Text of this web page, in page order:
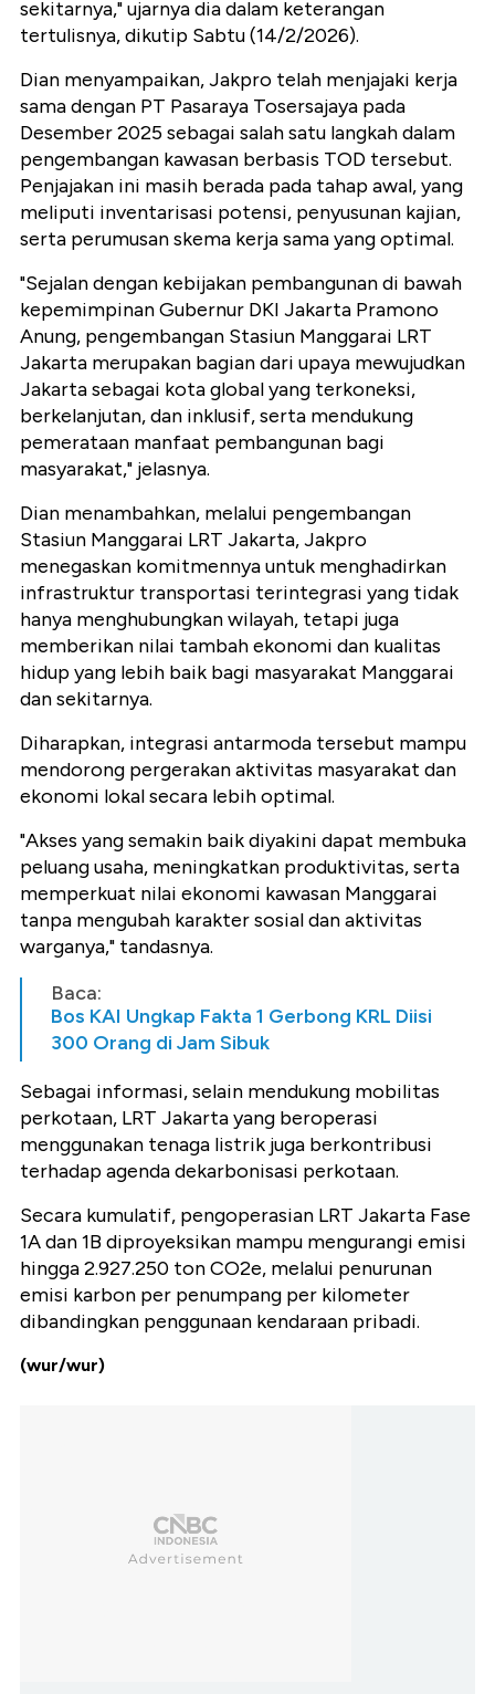
sekitarnya," ujarnya dia dalam keterangan
tertulisnya, dikutip Sabtu (14/2/2026).
Dian menyampaikan, Jakpro telah menjajaki kerja
sama dengan PT Pasaraya Tosersajaya pada
Desember 2025 sebagai salah satu langkah dalam
pengembangan kawasan berbasis TOD tersebut.
Penjajakan ini masih berada pada tahap awal, yang
meliputi inventarisasi potensi, penyusunan kajian,
serta perumusan skema kerja sama yang optimal.
"Sejalan dengan kebijakan pembangunan di bawah
kepemimpinan Gubernur DKI Jakarta Pramono
Anung, pengembangan Stasiun Manggarai LRT
Jakarta merupakan bagian dari upaya mewujudkan
Jakarta sebagai kota global yang terkoneksi,
berkelanjutan, dan inklusif, serta mendukung
pemerataan manfaat pembangunan bagi
masyarakat," jelasnya.
Dian menambahkan, melalui pengembangan
Stasiun Manggarai LRT Jakarta, Jakpro
menegaskan komitmennya untuk menghadirkan
infrastruktur transportasi terintegrasi yang tidak
hanya menghubungkan wilayah, tetapi juga
memberikan nilai tambah ekonomi dan kualitas
hidup yang lebih baik bagi masyarakat Manggarai
dan sekitarnya.
Diharapkan, integrasi antarmoda tersebut mampu
mendorong pergerakan aktivitas masyarakat dan
ekonomi lokal secara lebih optimal.
"Akses yang semakin baik diyakini dapat membuka
peluang usaha, meningkatkan produktivitas, serta
memperkuat nilai ekonomi kawasan Manggarai
tanpa mengubah karakter sosial dan aktivitas
warganya," tandasnya.
Baca:
Bos KAI Ungkap Fakta 1 Gerbong KRL Diisi
300 Orang di Jam Sibuk
Sebagai informasi, selain mendukung mobilitas
perkotaan, LRT Jakarta yang beroperasi
menggunakan tenaga listrik juga berkontribusi
terhadap agenda dekarbonisasi perkotaan.
Secara kumulatif, pengoperasian LRT Jakarta Fase
1A dan 1B diproyeksikan mampu mengurangi emisi
hingga 2.927.250 ton CO2e, melalui penurunan
emisi karbon per penumpang per kilometer
dibandingkan penggunaan kendaraan pribadi.
(wur/wur)